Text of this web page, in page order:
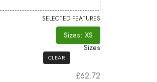
خلال
SELECTED FEATURES
Sizes: XS
Sizes
CLEAR
£62.72